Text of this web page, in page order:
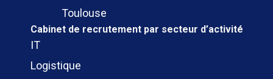
Toulouse
Cabinet de recrutement par secteur d’activité
IT
Logistique